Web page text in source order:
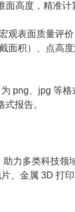
面高度，精准
观表面质量评
面积）、点高
png、jpg 等
报告。
力多类科技
、金属 3D 打